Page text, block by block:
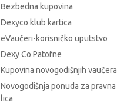
Bezbedna kupovina
Dexyco klub kartica
eVaučeri-korisničko uputstvo
Dexy Co Patofne
Kupovina novogodišnjih vaučera
Novogodišnja ponuda za pravna
lica